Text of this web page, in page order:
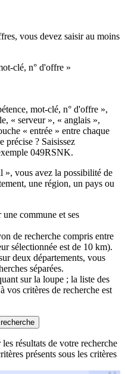
vous devez saisir au moins
clé, n° d'offre »
mot-clé, n° d'offre »,
« serveur », « anglais »,
« entrée » entre chaque
précise ? Saisissez
049RSNK.
», vous avez la possibilité de
une région, un pays ou
commune et ses
de recherche compris entre
sélectionnée est de 10 km).
deux départements, vous
séparées.
sur la loupe ; la liste des
vos critères de recherche est
résultats de votre recherche
présents sous les critères